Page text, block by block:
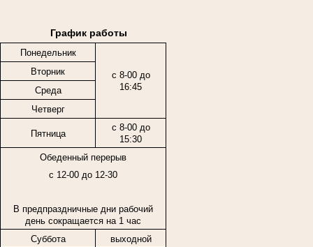
График работы
Понедельник
с 8-00 до
16:45
Вторник
Среда
Четверг
Пятница
с 8-00 до
15:30
Обеденный перерыв
с 12-00 до 12-30
В предпраздничные дни рабочий
день сокращается на 1 час
Суббота
выходной